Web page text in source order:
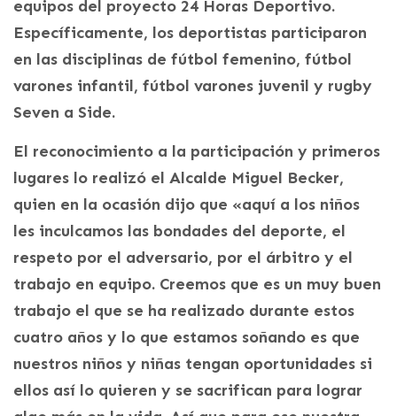
equipos del proyecto 24 Horas Deportivo.
Específicamente, los deportistas participaron
en las disciplinas de fútbol femenino, fútbol
varones infantil, fútbol varones juvenil y rugby
Seven a Side.
El reconocimiento a la participación y primeros
lugares lo realizó el Alcalde Miguel Becker,
quien en la ocasión dijo que «aquí a los niños
les inculcamos las bondades del deporte, el
respeto por el adversario, por el árbitro y el
trabajo en equipo. Creemos que es un muy buen
trabajo el que se ha realizado durante estos
cuatro años y lo que estamos soñando es que
nuestros niños y niñas tengan oportunidades si
ellos así lo quieren y se sacrifican para lograr